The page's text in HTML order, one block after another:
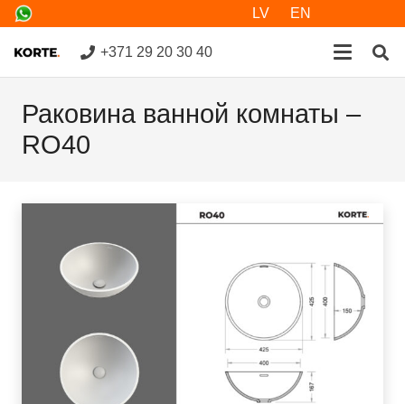
LV EN
+371 29 20 30 40
Раковина ванной комнаты –
RO40